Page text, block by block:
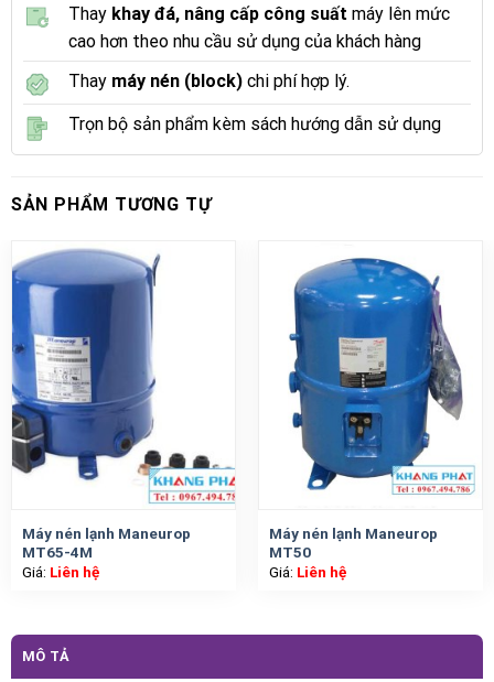
Thay khay đá, nâng cấp công suất máy lên mức
cao hơn theo nhu cầu sử dụng của khách hàng
Thaymáy nén (block)chi phí hợp lý.
Trọn bộ sản phẩm kèm sách hướng dẫn sử dụng
SẢN PHẨM TƯƠNG TỰ
Máy nén lạnh Maneurop
MT65-4M
Giá: Liên hệ
Máy nén lạnh Maneurop
MT50
Giá: Liên hệ
MÔ TẢ